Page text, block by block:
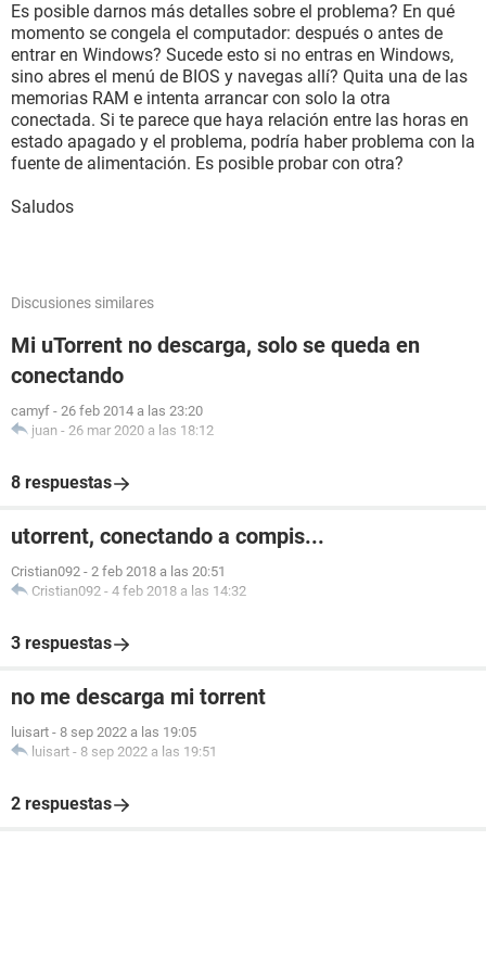
Es posible darnos más detalles sobre el problema? En qué
momento se congela el computador: después o antes de
entrar en Windows? Sucede esto si no entras en Windows,
sino abres el menú de BIOS y navegas allí? Quita una de las
memorias RAM e intenta arrancar con solo la otra
conectada. Si te parece que haya relación entre las horas en
estado apagado y el problema, podría haber problema con la
fuente de alimentación. Es posible probar con otra?
Saludos
Discusiones similares
Mi uTorrent no descarga, solo se queda en
conectando
camyf - 26 feb 2014 a las 23:20
juan - 26 mar 2020 a las 18:12
8 respuestas
utorrent, conectando a compis...
Cristian092 - 2 feb 2018 a las 20:51
Cristian092 - 4 feb 2018 a las 14:32
3 respuestas
no me descarga mi torrent
luisart - 8 sep 2022 a las 19:05
luisart - 8 sep 2022 a las 19:51
2 respuestas